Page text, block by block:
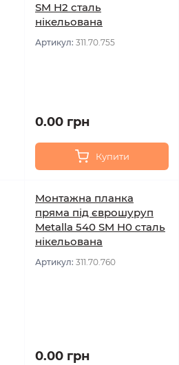
SM H2 сталь
нікельована
Артикул: 311.70.755
0.00 грн
Купити
Монтажна планка
пряма під єврошуруп
Metalla 540 SM H0 сталь
нікельована
Артикул: 311.70.760
0.00 грн